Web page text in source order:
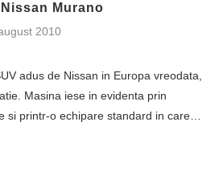
Murano
2010
adus de Nissan in Europa vreodata,
Masina iese in evidenta prin
si printr-o echipare standard in care…